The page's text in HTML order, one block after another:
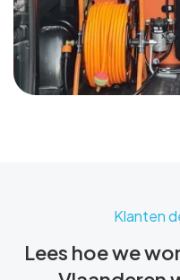
Klanten
Lees hoe we